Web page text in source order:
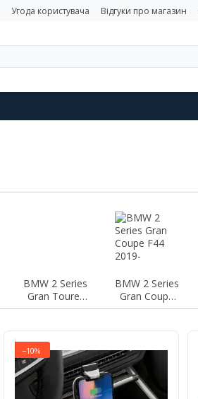
Угода користувача Відгуки про магазин
BMW 2 Series
Gran Tourer
F46 2014-
BMW 2 Series
Gran Coupe
F44 2019-
−10%